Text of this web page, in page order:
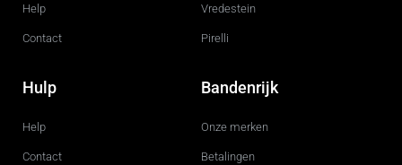
Help
Contact
Vredestein
Pirelli
Hulp
Help
Contact
Bandenrijk
Onze merken
Betalingen